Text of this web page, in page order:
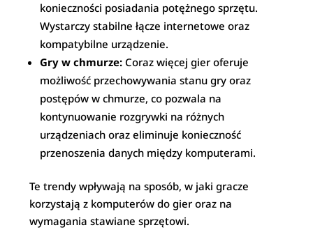
konieczności posiadania potężnego sprzętu.
Wystarczy stabilne łącze internetowe oraz
kompatybilne urządzenie.
Gry w chmurze: Coraz więcej gier oferuje
możliwość przechowywania stanu gry oraz
postępów w chmurze, co pozwala na
kontynuowanie rozgrywki na różnych
urządzeniach oraz eliminuje konieczność
przenoszenia danych między komputerami.
Te trendy wpływają na sposób, w jaki gracze
korzystają z komputerów do gier oraz na
wymagania stawiane sprzętowi.